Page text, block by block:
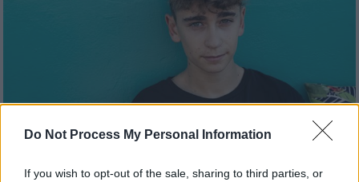
Do Not Process My Personal Information
If you wish to opt-out of the sale, sharing to third parties, or